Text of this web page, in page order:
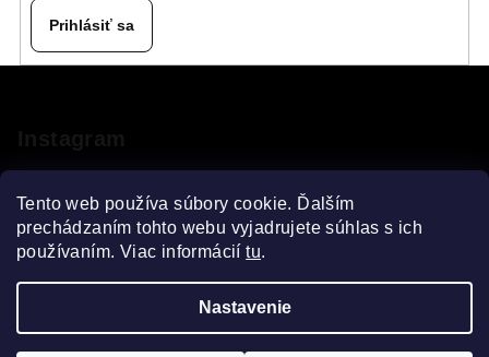
Tento web používa súbory cookie. Ďalším
prechádzaním tohto webu vyjadrujete súhlas s ich
používaním. Viac informáciítu.
Nastavenie
Prihlásiť sa
ä
Sledovať na Instagrame